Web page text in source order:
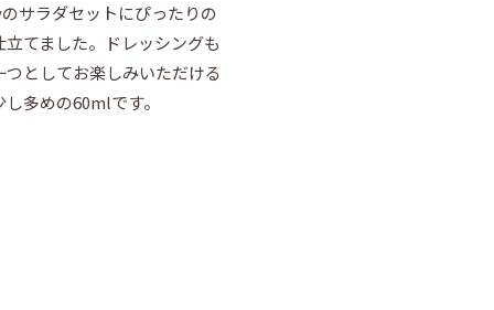
サラダセットにぴったりの
立てました。ドレッシングも
つとしてお楽しみいただける
し多めの60mlです。